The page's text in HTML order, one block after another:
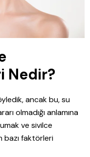
Nedir?
ancak bu, su
olmadığı anlamına
ve sivilce
bazı faktörleri